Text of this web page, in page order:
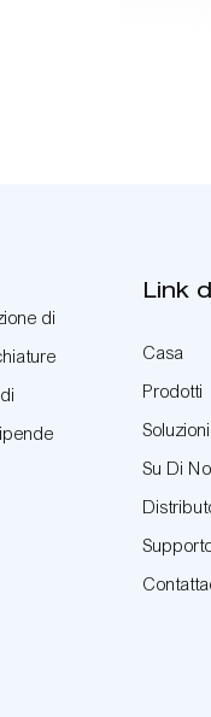
di
Link
Casa
Prodotti
Soluzioni
Su Di